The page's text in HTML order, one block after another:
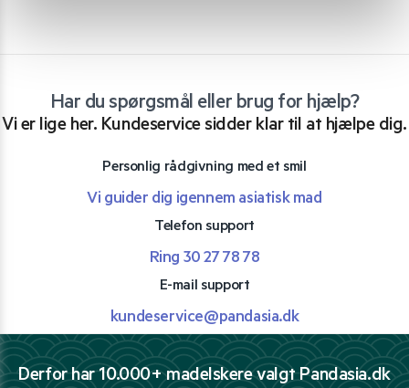
Har du spørgsmål eller brug for hjælp?
Vi er lige her. Kundeservice sidder klar til at hjælpe dig.
Personlig rådgivning med et smil
Vi guider dig igennem asiatisk mad
Telefon support
Ring 30 27 78 78
E-mail support
kundeservice@pandasia.dk
Derfor har 10.000+ madelskere valgt Pandasia.dk